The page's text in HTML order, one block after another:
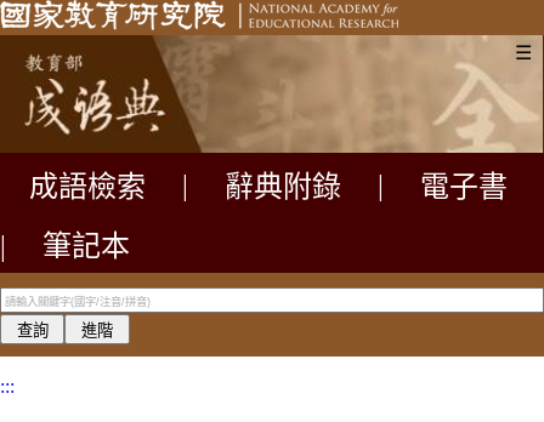
☰
成語檢索 辭典附錄
電子書
|
筆記本
:::